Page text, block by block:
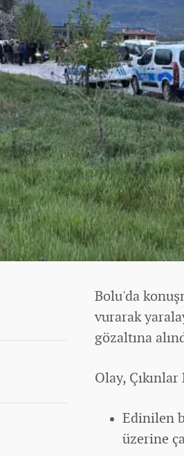
Bolu'da
vurarak
gözaltına
Olay,
Edinilen
üzerine